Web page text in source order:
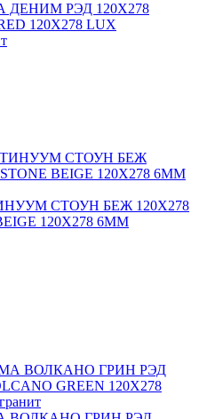
ДЕНИМ РЭД 120X278
120X278 LUX
СТОУН БЕЖ 120X278
120X278 6MM